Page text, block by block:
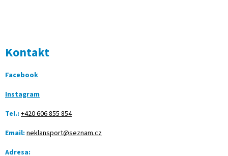
Kontakt
Facebook
Instagram
Tel.: +420 606 855 854
Email: neklansport@seznam.cz
Adresa: